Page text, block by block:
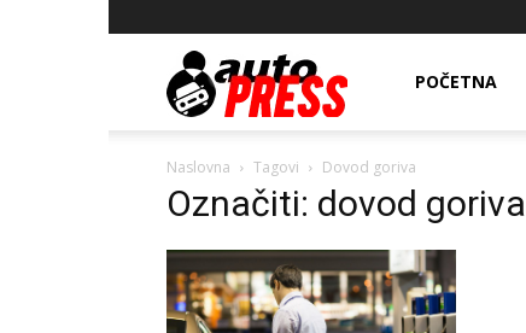
AutopressHRPOČETNA
Naslovna Tagovi Dovod goriva
Označiti: dovod goriva